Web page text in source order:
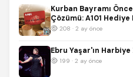
Kurban Bayramı
Çözümü: A101 Hediye
208 · 2 ay önce
Ebru Yaşar'ın
199 · 2 ay önce